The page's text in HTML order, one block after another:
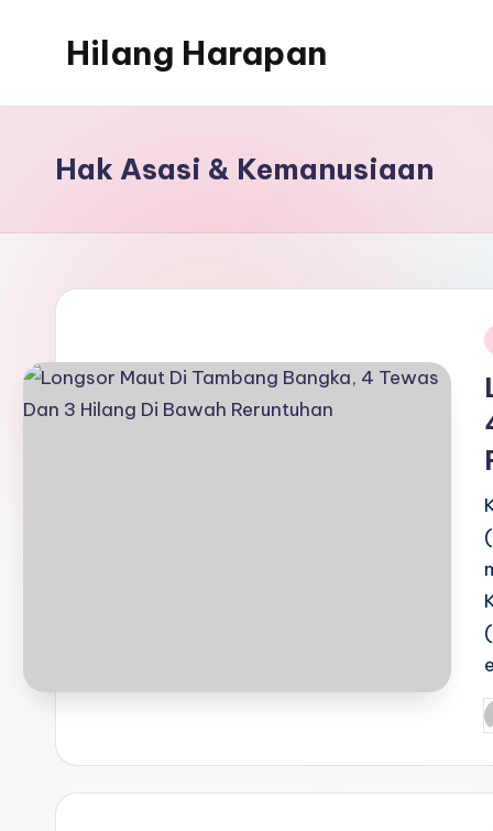
Hilang Harapan
di
Hak Asasi & Kemanusiaan